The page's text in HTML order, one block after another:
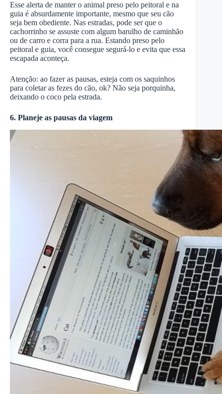
Esse alerta de manter o animal preso pelo peitoral e na
guia é absurdamente importante, mesmo que seu cão
seja bem obediente. Nas estradas, pode ser que o
cachorrinho se assuste com algum barulho de caminhão
ou de carro e corra para a rua. Estando preso pelo
peitoral e guia, você consegue segurá-lo e evita que essa
escapada aconteça.
Atenção: ao fazer as pausas, esteja com os saquinhos
para coletar as fezes do cão, ok? Não seja porquinha,
deixando o coco pela estrada.
6. Planeje as pausas da viagem